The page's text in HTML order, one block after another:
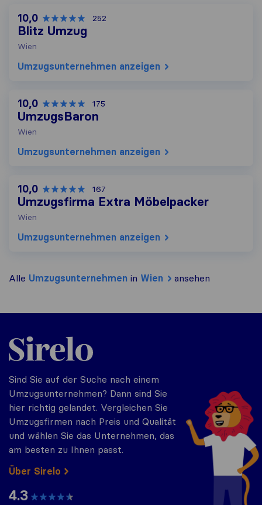
10,0 252
Blitz Umzug
Wien
Umzugs​unternehmen anzeigen
10,0 175
UmzugsBaron
Wien
Umzugs​unternehmen anzeigen
10,0 167
Umzugsfirma Extra Möbelpacker
Wien
Umzugs​unternehmen anzeigen
Alle Umzugs​unternehmen in Wien ansehen
Sirelo.at
Sind Sie auf der Suche nach einem
Umzugsunternehmen? Dann sind Sie
hier richtig gelandet. Vergleichen Sie
Umzugsfirmen nach Preis und Qualität
und wählen Sie das Unternehmen, das
am besten zu Ihnen passt.
Über Sirelo
4.3